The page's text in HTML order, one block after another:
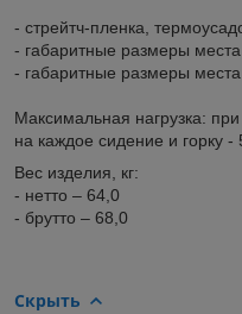
- стрейтч-пленка,
- габаритные размеры
- габаритные размеры
Максимальная нагрузка:
на каждое сидение и горку -
Вес изделия, кг:
- нетто – 64,0
- брутто – 68,0
Скрыть